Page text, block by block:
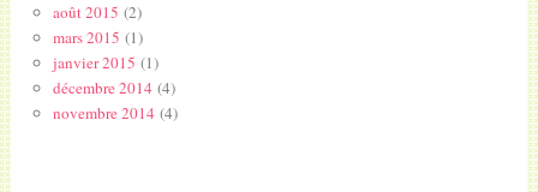
août 2015 (2)
mars 2015 (1)
janvier 2015 (1)
décembre 2014(4)
novembre 2014(4)